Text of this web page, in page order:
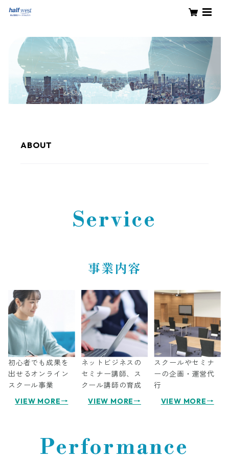
ABOUT
Service
事業内容
初心者でも成果を
出せるオンライン
スクール事業
VIEW MORE→
ネットビジネスの
セミナー講師、ス
クール講師の育成
VIEW MORE→
スクールやセミナ
ーの企画・運営代
行
VIEW MORE→
Performance